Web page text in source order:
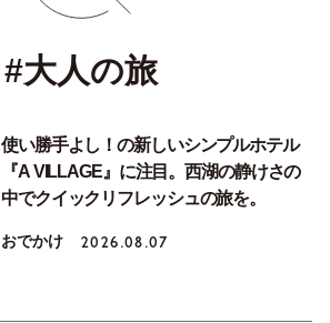
#大人の旅
使い勝手よし！の新しいシンプルホテル
『A VILLAGE』に注目。西湖の静けさの
中でクイックリフレッシュの旅を。
おでかけ 2026.08.07